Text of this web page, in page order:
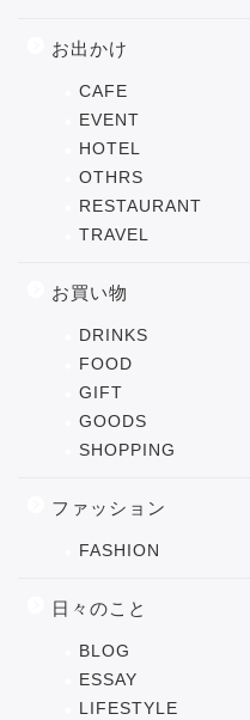
お出かけ
CAFE
EVENT
HOTEL
OTHRS
RESTAURANT
TRAVEL
お買い物
DRINKS
FOOD
GIFT
GOODS
SHOPPING
ファッション
FASHION
日々のこと
BLOG
ESSAY
LIFESTYLE